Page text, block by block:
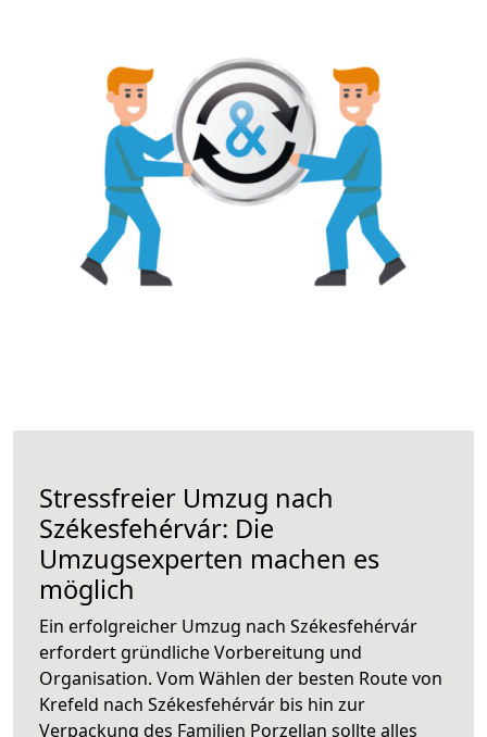
Stressfreier Umzug nach
Székesfehérvár: Die
Umzugsexperten machen es
möglich
Ein erfolgreicher Umzug nach Székesfehérvár
erfordert gründliche Vorbereitung und
Organisation. Vom Wählen der besten Route von
Krefeld nach Székesfehérvár bis hin zur
Verpackung des Familien Porzellan sollte alles